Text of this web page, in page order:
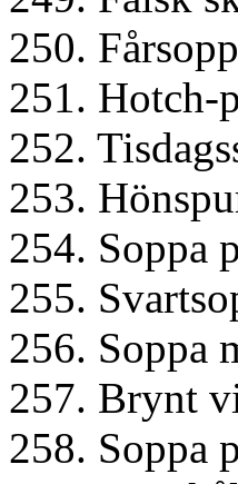
250.
251. Hotch-
252.
253.
254. Soppa
255.
256. Soppa
257. Brynt
258. Soppa